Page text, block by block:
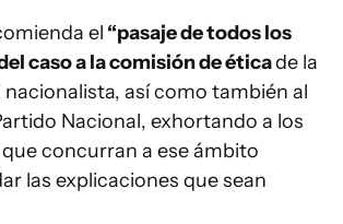
el “pasaje de todos los
caso a la comisión de éticade la
así como también al
Nacional, exhortando a los
concurran a ese ámbito
las explicaciones que sean